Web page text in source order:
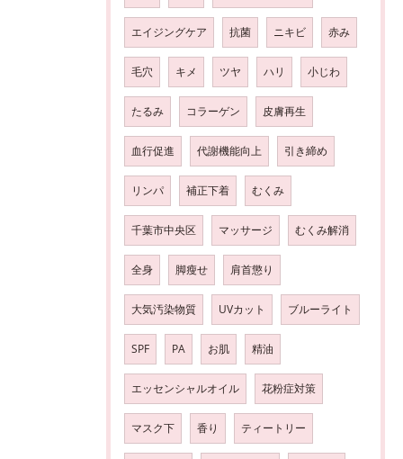
エイジングケア 抗菌 ニキビ 赤み
毛穴 キメ ツヤ ハリ 小じわ
たるみ コラーゲン 皮膚再生
血行促進 代謝機能向上 引き締め
リンパ 補正下着 むくみ
千葉市中央区 マッサージ むくみ解消
全身 脚瘦せ 肩首懲り
大気汚染物質 UVカット ブルーライト
SPF PA お肌 精油
エッセンシャルオイル 花粉症対策
マスク下 香り ティートリー